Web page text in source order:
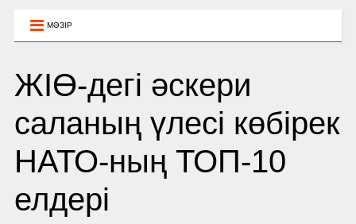
МӘЗІР
ЖІӨ-дегі әскери
саланың үлесі көбірек
НАТО-ның ТОП-10
елдері